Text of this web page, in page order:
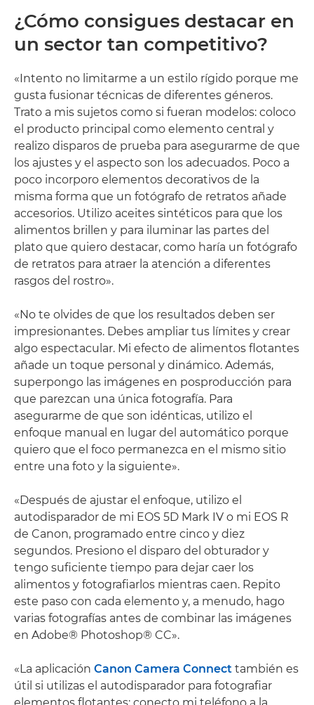
¿Cómo consigues destacar en
un sector tan competitivo?
«Intento no limitarme a un estilo rígido porque me
gusta fusionar técnicas de diferentes géneros.
Trato a mis sujetos como si fueran modelos: coloco
el producto principal como elemento central y
realizo disparos de prueba para asegurarme de que
los ajustes y el aspecto son los adecuados. Poco a
poco incorporo elementos decorativos de la
misma forma que un fotógrafo de retratos añade
accesorios. Utilizo aceites sintéticos para que los
alimentos brillen y para iluminar las partes del
plato que quiero destacar, como haría un fotógrafo
de retratos para atraer la atención a diferentes
rasgos del rostro».
«No te olvides de que los resultados deben ser
impresionantes. Debes ampliar tus límites y crear
algo espectacular. Mi efecto de alimentos flotantes
añade un toque personal y dinámico. Además,
superpongo las imágenes en posproducción para
que parezcan una única fotografía. Para
asegurarme de que son idénticas, utilizo el
enfoque manual en lugar del automático porque
quiero que el foco permanezca en el mismo sitio
entre una foto y la siguiente».
«Después de ajustar el enfoque, utilizo el
autodisparador de mi EOS 5D Mark IV o mi EOS R
de Canon, programado entre cinco y diez
segundos. Presiono el disparo del obturador y
tengo suficiente tiempo para dejar caer los
alimentos y fotografiarlos mientras caen. Repito
este paso con cada elemento y, a menudo, hago
varias fotografías antes de combinar las imágenes
en Adobe® Photoshop® CC».
«La aplicación Canon Camera Connect también es
útil si utilizas el autodisparador para fotografiar